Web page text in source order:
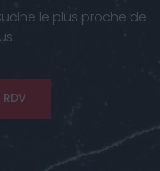
le plus proche de
RDV